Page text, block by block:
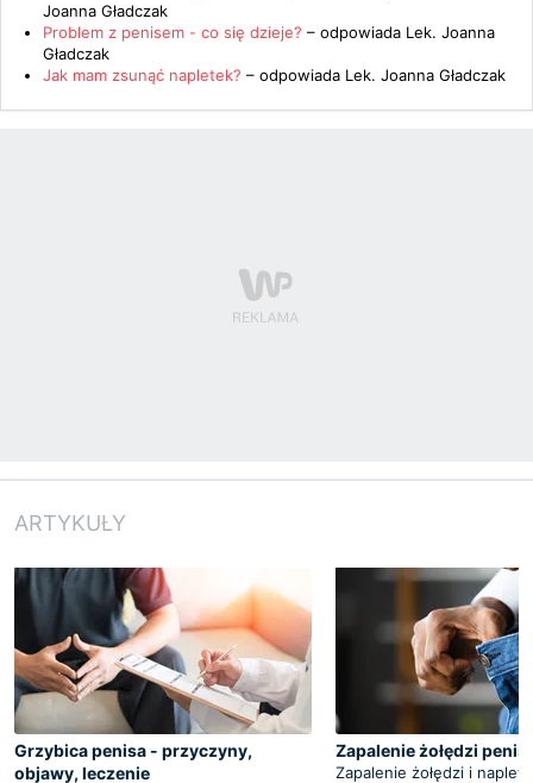
Joanna Gładczak
Problem z penisem - co się dzieje? – odpowiada Lek. Joanna
Gładczak
Jak mam zsunąć napletek? – odpowiada Lek. Joanna Gładczak
ARTYKUŁY
Grzybica penisa - przyczyny,
objawy, leczenie
Zapalenie żołędzi
Zapalenie żołędzi i